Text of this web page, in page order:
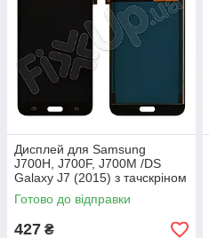
Дисплей для Samsung
J700H, J700F, J700M /DS
Galaxy J7 (2015) з тачскріном
в зборі, колір чорний, TFT c
Готово до відправки
427 ₴